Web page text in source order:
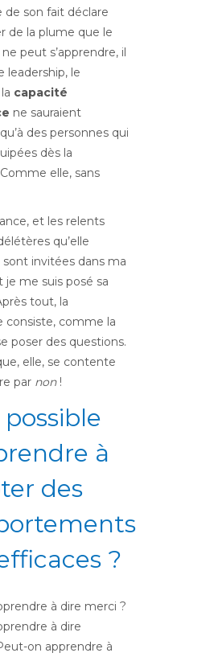
de son fait déclare
de la plume que le
peut s’apprendre, il
leadership, le
capacité
ne sauraient
des personnes qui
dès la
elle, sans
et les relents
qu’elle
sont invitées dans ma
je me suis posé sa
tout, la
consiste, comme la
poser des questions.
elle, se contente
par non!
à
des
?
à dire merci ?
à dire
on apprendre à